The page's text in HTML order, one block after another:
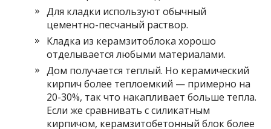
Для кладки используют обычный
цементно-песчаный раствор.
Кладка из керамзитоблока хорошо
отделывается любыми материалами.
Дом получается теплый. Но керамический
кирпич более теплоемкий — примерно на
20-30%, так что накапливает больше тепла.
Если же сравнивать с силикатным
кирпичом, керамзитобетонный блок более